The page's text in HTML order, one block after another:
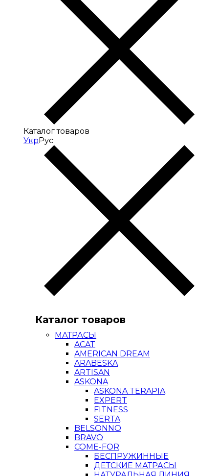
Каталог товаров
УкрРус
Каталог товаров
МАТРАСЫ
ACAT
AMERICAN DREAM
ARABESKA
ARTISAN
ASKONA
ASKONA TERAPIA
EXPERT
FITNESS
SERTA
BELSONNO
BRAVO
COME-FOR
БЕСПРУЖИННЫЕ
ДЕТСКИЕ МАТРАСЫ